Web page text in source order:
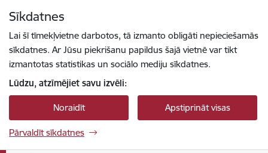
Sīkdatnes
Lai šī tīmekļvietne darbotos, tā izmanto obligāti nepieciešamās
sīkdatnes. Ar Jūsu piekrišanu papildus šajā vietnē var tikt
izmantotas statistikas un sociālo mediju sīkdatnes.
Lūdzu, atzīmējiet savu izvēli:
Noraidīt Apstiprināt visas
Pārvaldīt sīkdatnes